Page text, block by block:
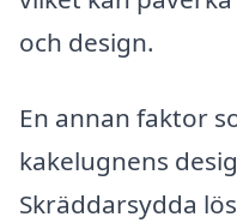
och design.
En annan faktor
kakelugnens
Skräddarsydda